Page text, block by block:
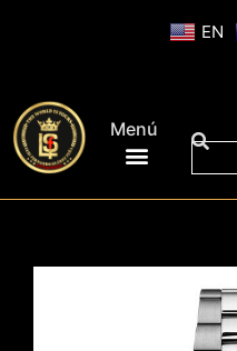
Menú
EN